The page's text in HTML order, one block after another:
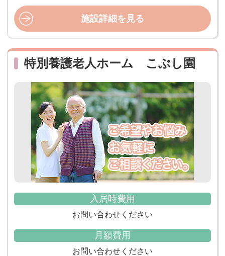
施設詳細を見る
特別養護老人ホーム こぶし園
入居時費用
お問い合わせください
月額費用
お問い合わせください